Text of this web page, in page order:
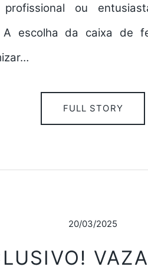
profissional ou
A escolha da caixa de
FULL STORY
20/03/2025